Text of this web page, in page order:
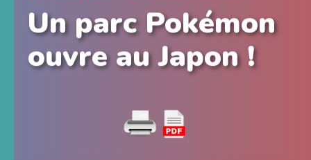
Un parc Pokémon
ouvre au Japon !